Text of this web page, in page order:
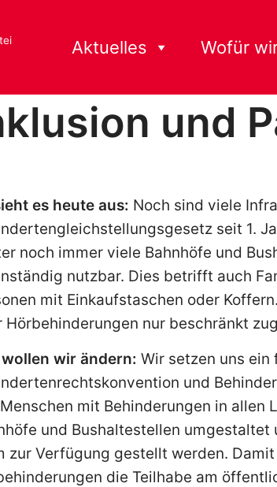
Aktuelles Wofür
und
es heute aus: Noch sind viele
seit 1.
noch immer viele Bahnhöfe und
nutzbar. Dies betrifft auch
mit Einkaufstaschen oder
Hörbehinderungen nur beschränkt
wollen wir ändern: Wir setzen uns ein
und
mit Behinderungen in allen
und Bushaltestellen
zur Verfügung gestellt werden.
die Teilhabe am